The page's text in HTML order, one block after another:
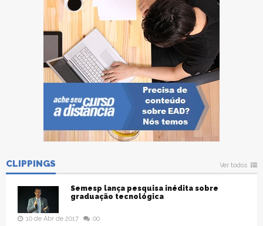
CLIPPINGS Ver todos
Semesp lança pesquisa inédita sobre
graduação tecnológica
10 de Abr de 2017 00